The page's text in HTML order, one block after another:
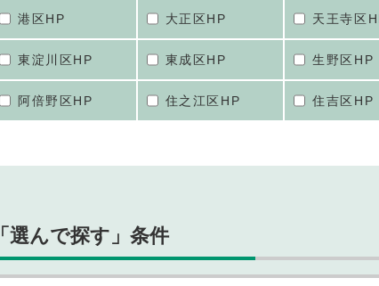
港区HP 大正区HP 天王寺区
東淀川区HP 東成区HP 生野区HP
阿倍野区HP 住之江区HP 住吉区HP
「選んで探す」条件